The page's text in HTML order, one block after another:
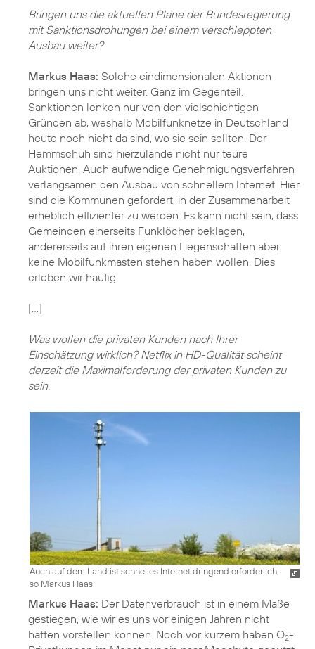
Bringen uns die aktuellen Pläne der Bundesregierung
mit Sanktionsdrohungen bei einem verschleppten
Ausbau weiter?
Markus Haas: Solche eindimensionalen Aktionen
bringen uns nicht weiter. Ganz im Gegenteil.
Sanktionen lenken nur von den vielschichtigen
Gründen ab, weshalb Mobilfunknetze in Deutschland
heute noch nicht da sind, wo sie sein sollten. Der
Hemmschuh sind hierzulande nicht nur teure
Auktionen. Auch aufwendige Genehmigungsverfahren
verlangsamen den Ausbau von schnellem Internet. Hier
sind die Kommunen gefordert, in der Zusammenarbeit
erheblich effizienter zu werden. Es kann nicht sein, dass
Gemeinden einerseits Funklöcher beklagen,
andererseits auf ihren eigenen Liegenschaften aber
keine Mobilfunkmasten stehen haben wollen. Dies
erleben wir häufig.
[…]
Was wollen die privaten Kunden nach Ihrer
Einschätzung wirklich? Netflix in HD-Qualität scheint
derzeit die Maximalforderung der privaten Kunden zu
sein.
Auch auf dem Land ist schnelles Internet dringend erforderlich,
so Markus Haas.
Markus Haas: Der Datenverbrauch ist in einem Maße
gestiegen, wie wir es uns vor einigen Jahren nicht
hätten vorstellen können. Noch vor kurzem haben O2-